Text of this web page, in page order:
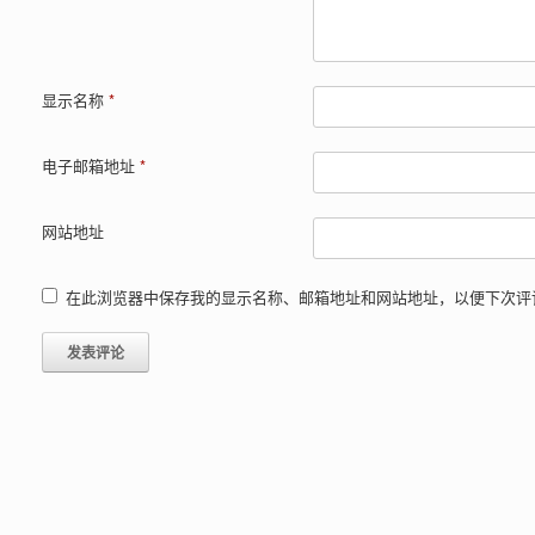
显示名称 *
电子邮箱地址 *
网站地址
在此浏览器中保存我的显示名称、邮箱地址和网站地址，以便下次评